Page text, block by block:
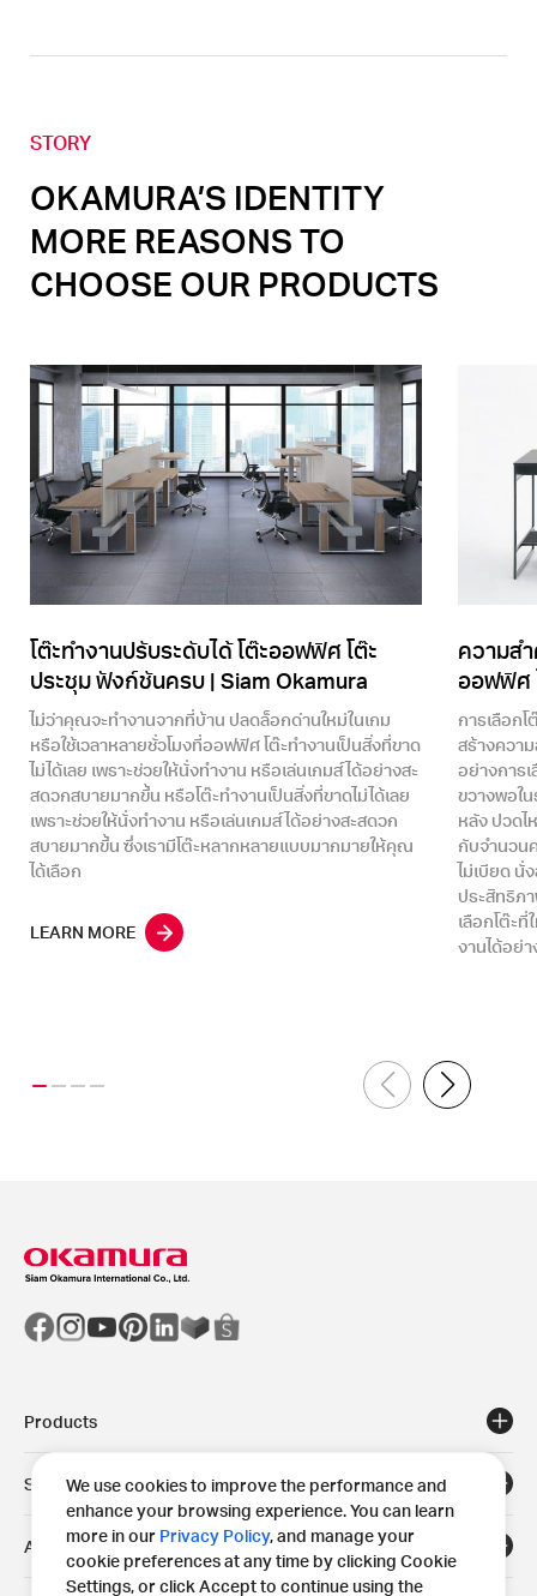
We use cookies to improve the performance and
enhance your browsing experience. You can learn
more in our Privacy Policy, and manage your
cookie preferences at any time by clicking Cookie
Settings, or click Accept to continue using the
STORY
OKAMURA’S IDENTITY
MORE REASONS TO
CHOOSE OUR PRODUCTS
โต๊ะทำงานปรับระดับได้ โต๊ะออฟฟิศ โต๊ะ
ประชุม ฟังก์ชันครบ | Siam Okamura
ไม่ว่าคุณจะทำงานจากที่บ้าน ปลดล็อกด่านใหม่ในเกม
หรือใช้เวลาหลายชั่วโมงที่ออฟฟิศ โต๊ะทำงานเป็นสิ่งที่ขาด
ไม่ได้เลย เพราะช่วยให้นั่งทำงาน หรือเล่นเกมส์ได้อย่างสะ
สดวกสบายมากขึ้น หรือโต๊ะทำงานเป็นสิ่งที่ขาดไม่ได้เลย
เพราะช่วยให้นั่งทำงาน หรือเล่นเกมส์ได้อย่างสะสดวก
สบายมากขึ้น ซึ่งเรามีโต๊ะหลากหลายแบบมากมายให้คุณ
ได้เลือก
LEARN MORE
ความส
ออฟฟิศ
การเลือก
สร้างควา
อย่างการ
ขวางพอใ
หลัง ปวดไ
กับจำนวน
ไม่เบียด นั่
ประสิทธิภ
เลือกโต๊ะ
งานได้อย่
Products
Solutions
Areas